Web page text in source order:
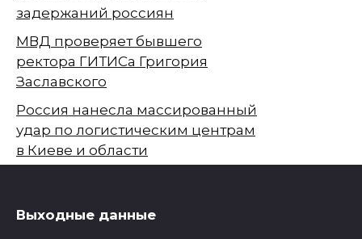
задержаний россиян
МВД проверяет бывшего
ректора ГИТИСа Григория
Заславского
Россия нанесла массированный
удар по логистическим центрам
в Киеве и области
Выходные данные